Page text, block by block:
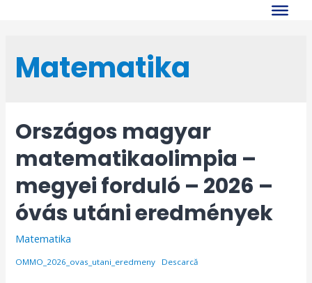
Matematika
Országos magyar
matematikaolimpia –
megyei forduló – 2026 –
óvás utáni eredmények
Matematika
OMMO_2026_ovas_utani_eredmeny Descarcă